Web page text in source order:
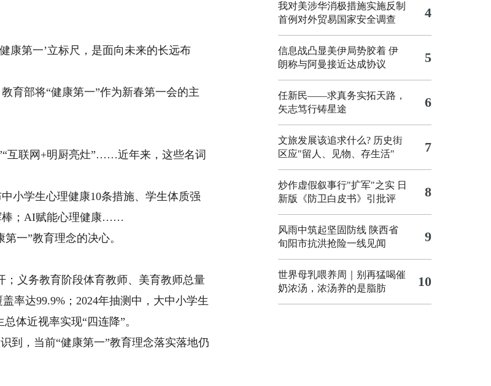
第一’立标尺，是面向未来的长远布
部将“健康第一”作为新春第一会的主
互联网+明厨亮灶”……近年来，这些名词
学生心理健康10条措施、学生体质强
棒；AI赋能心理健康……
一”教育理念的决心。
义务教育阶段体育教师、美育教师总量
率达99.9%；2024年抽测中，大中小学生
体近视率实现“四连降”。
，当前“健康第一”教育理念落实落地仍
我对美涉华消极措施实施反制
首例对外贸易国家安全调查
4
信息战凸显美伊局势胶着 伊
朗称与阿曼接近达成协议
5
任新民——求真务实拓天路，
矢志笃行铸星途
6
文旅发展该追求什么? 历史街
区应"留人、见物、存生活"
7
炒作虚假叙事行"扩军"之实 日
新版《防卫白皮书》引批评
8
风雨中筑起坚固防线 陕西省
旬阳市抗洪抢险一线见闻
9
世界母乳喂养周｜别再猛喝催
奶浓汤，浓汤养的是脂肪
10